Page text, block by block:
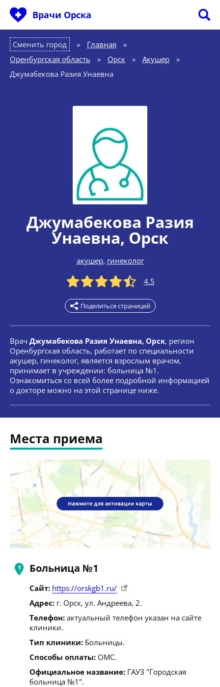
Врачи Орска
Сменить город Главная
»
Оренбургская область
» Орск » Акушер
»
Джумабекова Разия Унаевна
Джумабекова Разия
Унаевна, Орск
акушер, гинеколог
4.5
Поделиться страницей
Врач Джумабекова Разия Унаевна, Орск, регион
Оренбургская область, работает по специальности
акушер, гинеколог, является взрослым врачом,
принимает в учреждении: больница №1.
Ознакомиться со всей более подробной информацией
о докторе можно на этой странице ниже.
Места приема
Больница №1
Сайт: https://orskgb1.ru/
Адрес: г. Орск, ул. Андреева, 2.
Телефон: актуальный телефон указан на сайте
клиники.
Тип клиники: Больницы.
Способы оплаты: ОМС.
Официальное название: ГАУЗ "Городская
больница №1".